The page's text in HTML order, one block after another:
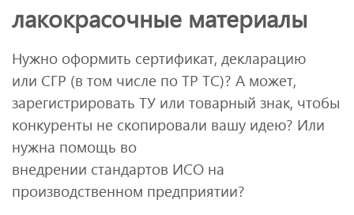
лакокрасочные материалы
Нужно оформить сертификат, декларацию
или СГР (в том числе по ТР ТС)? А может,
зарегистрировать ТУ или товарный знак, чтобы
конкуренты не скопировали вашу идею? Или
нужна помощь во
внедрении стандартов ИСО на
производственном предприятии?